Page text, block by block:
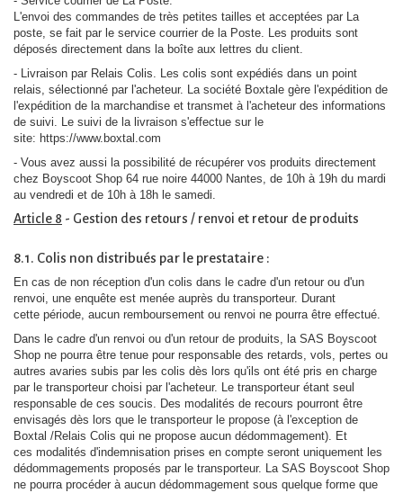
L'envoi des commandes de très petites tailles et acceptées par La
poste, se fait par le service courrier de la Poste. Les produits sont
déposés directement dans la boîte aux lettres du client.
- Livraison par Relais Colis. Les colis sont expédiés dans un point
relais, sélectionné par l'acheteur. La société Boxtale gère l'expédition de
l'expédition de la marchandise et transmet à l'acheteur des informations
de suivi. Le suivi de la livraison s'effectue sur le
site: https://www.boxtal.com
- Vous avez aussi la possibilité de récupérer vos produits directement
chez Boyscoot Shop 64 rue noire 44000 Nantes, de 10h à 19h du mardi
au vendredi et de 10h à 18h le samedi.
Article 8 - Gestion des retours / renvoi et retour de produits
8.1. Colis non distribués par le prestataire :
En cas de non réception d'un colis dans le cadre d'un retour ou d'un
renvoi, une enquête est menée auprès du transporteur. Durant
cette période, aucun remboursement ou renvoi ne pourra être effectué.
Dans le cadre d'un renvoi ou d'un retour de produits, la SAS Boyscoot
Shop ne pourra être tenue pour responsable des retards, vols, pertes ou
autres avaries subis par les colis dès lors qu'ils ont été pris en charge
par le transporteur choisi par l'acheteur. Le transporteur étant seul
responsable de ces soucis. Des modalités de recours pourront être
envisagés dès lors que le transporteur le propose (à l'exception de
Boxtal /Relais Colis qui ne propose aucun dédommagement). Et
ces modalités d'indemnisation prises en compte seront uniquement les
dédommagements proposés par le transporteur. La SAS Boyscoot Shop
ne pourra procéder à aucun dédommagement sous quelque forme que